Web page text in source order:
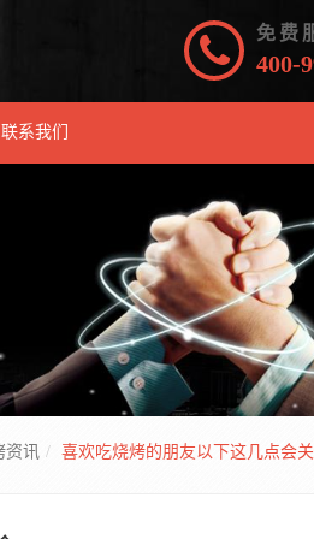
免费
400-
联系我们
资讯 喜欢吃烧烤的朋友以下这几点会